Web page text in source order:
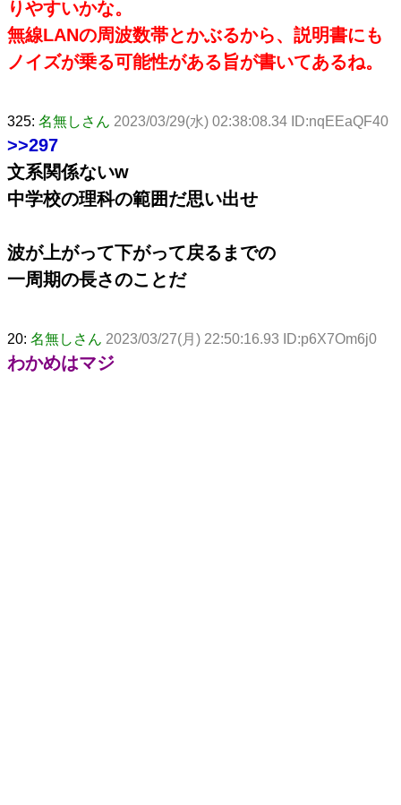
りやすいかな。
無線LANの周波数帯とかぶるから、説明書にも
ノイズが乗る可能性がある旨が書いてあるね。
325: 名無しさん 2023/03/29(水) 02:38:08.34 ID:nqEEaQF40
>>297
文系関係ないw
中学校の理科の範囲だ思い出せ
波が上がって下がって戻るまでの
一周期の長さのことだ
20: 名無しさん 2023/03/27(月) 22:50:16.93 ID:p6X7Om6j0
わかめはマジ